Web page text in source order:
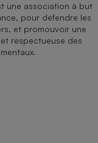
une association à but
pour défendre les
et promouvoir une
respectueuse des